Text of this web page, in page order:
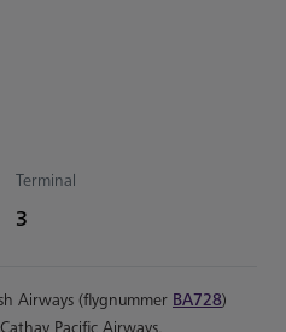
Terminal
3
Airways (flygnummer BA728)
Pacific Airways.